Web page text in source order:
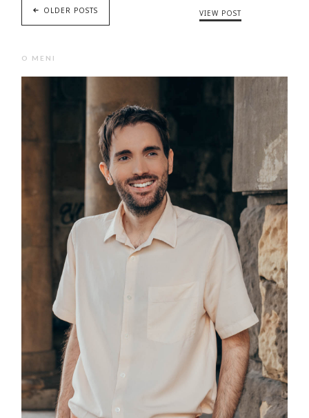
VIEW POST
OLDER POSTS
O MENI